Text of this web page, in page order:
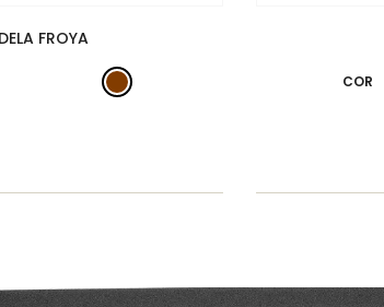
FROYA
COR